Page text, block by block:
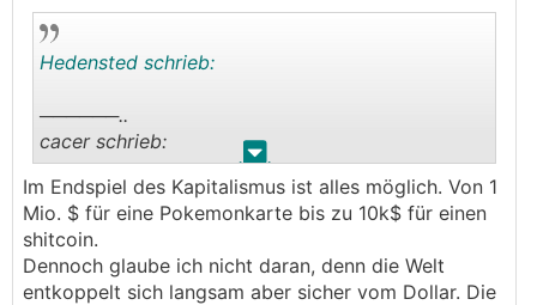
. .
Hedensted schrieb:
──────..
cacer schrieb:
sollte die usa wirklich ne strategische reserve
aufbauen oder gar das gold in btc tauschen zur
entschuldung... den run kann sich dann keiner
mehr vorstellen...
Im Endspiel des Kapitalismus ist alles möglich. Von 1
Mio. $ für eine Pokemonkarte bis zu 10k$ für einen
shitcoin.
Dennoch glaube ich nicht daran, denn die Welt
entkoppelt sich langsam aber sicher vom Dollar. Die